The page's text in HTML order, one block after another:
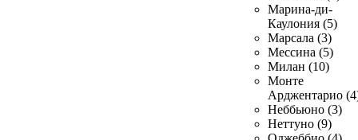
Марина-ди-
Каулония (5)
Марсала (3)
Мессина (5)
Милан (10)
Монте
Арджентарио
Неббьюно (3)
Неттуно (9)